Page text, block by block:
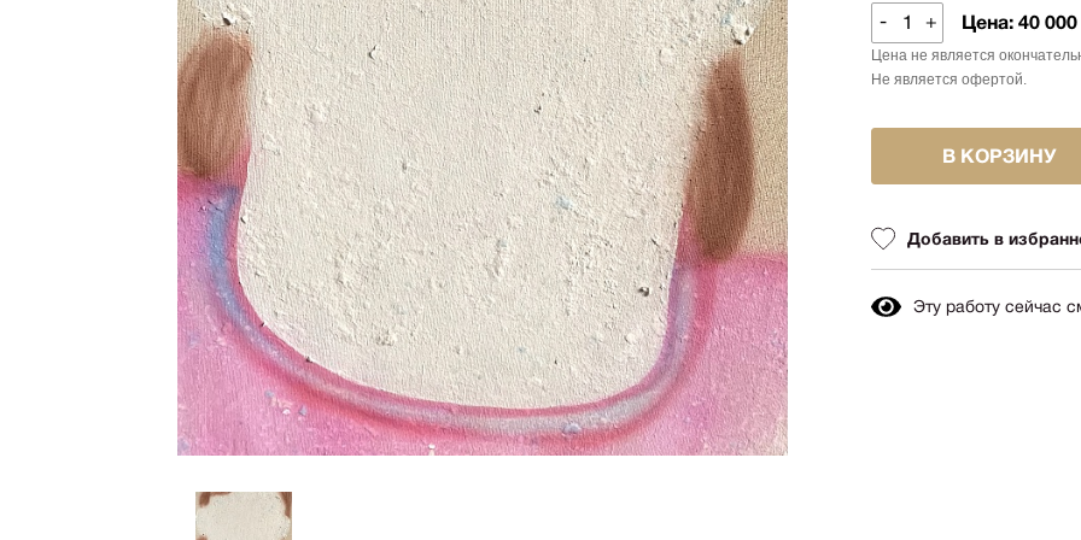
Техника
Животные
Музыка
Танец
Мифология
Птицы
NY2026
Вода
Морской пейзаж
Текстиль
Авторское искусство
Городской пейзаж
- + Цена: 40
Цена не является
Не является офертой.
В КОРЗИНУ
Добавить в
Эту работу сейчас